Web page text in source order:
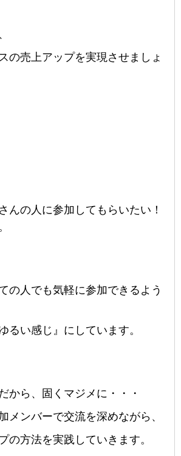
の売上アップを実現させましょ
んの人に参加してもらいたい！
の人でも気軽に参加できるよう
るい感じ』にしています。
から、固くマジメに・・・
メンバーで交流を深めながら、
の方法を実践していきます。